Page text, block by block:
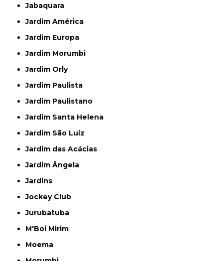
Jabaquara
Jardim América
Jardim Europa
Jardim Morumbi
Jardim Orly
Jardim Paulista
Jardim Paulistano
Jardim Santa Helena
Jardim São Luiz
Jardim das Acácias
Jardim Ângela
Jardins
Jockey Club
Jurubatuba
M'Boi Mirim
Moema